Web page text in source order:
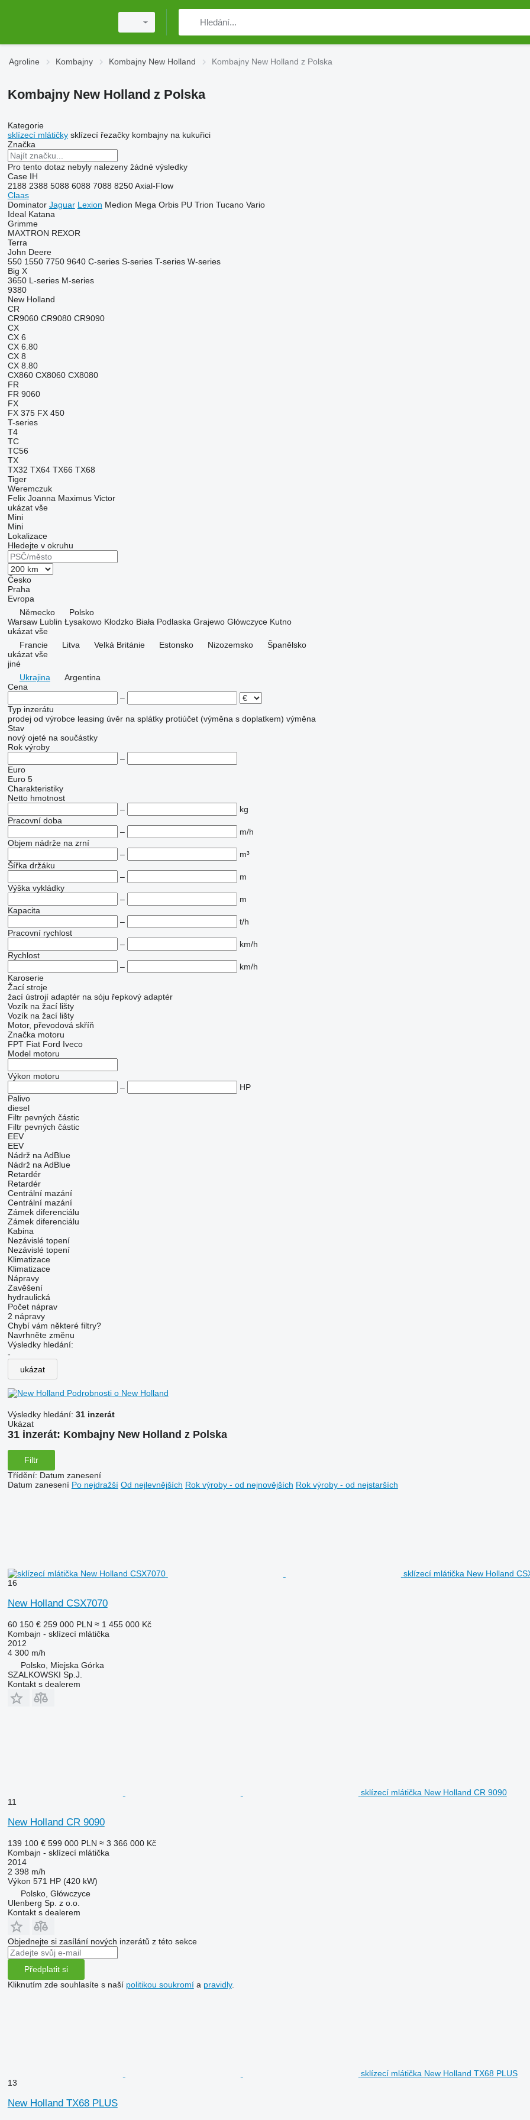
Agroline Kombajny Kombajny New Holland Kombajny New Holland z Polska
Kombajny New Holland z Polska
Kategorie
sklízecí mlátičky sklízecí řezačky kombajny na kukuřici
Značka
Pro tento dotaz nebyly nalezeny žádné výsledky
Case IH
2188 2388 5088 6088 7088 8250 Axial-Flow
Claas
Dominator Jaguar Lexion Medion Mega Orbis PU Trion Tucano Vario
Ideal Katana
Grimme
MAXTRON REXOR
Terra
John Deere
550 1550 7750 9640 C-series S-series T-series W-series
Big X
3650 L-series M-series
9380
New Holland
CR
CR9060 CR9080 CR9090
CX
CX 6
CX 6.80
CX 8
CX 8.80
CX860 CX8060 CX8080
FR
FR 9060
FX
FX 375 FX 450
T-series
T4
TC
TC56
TX
TX32 TX64 TX66 TX68
Tiger
Weremczuk
Felix Joanna Maximus Victor
ukázat vše
Mini
Mini
Lokalizace
Hledejte v okruhu
Česko
Praha
Evropa
Německo
Polsko
Warsaw Lublin Łysakowo Kłodzko Biała Podlaska Grajewo Główczyce Kutno
ukázat vše
Francie
Litva Velká Británie Estonsko Nizozemsko
Španělsko
ukázat vše
jiné
Ukrajina
Argentina
Cena
–
Typ inzerátu
prodej od výrobce leasing úvěr na splátky protiúčet (výměna s doplatkem) výměna
Stav
nový ojeté na součástky
Rok výroby
–
Euro
Euro 5
Charakteristiky
Netto hmotnost
–
kg
Pracovní doba
–
m/h
Objem nádrže na zrní
–
m³
Šířka držáku
–
m
Výška vykládky
–
m
Kapacita
–
t/h
Pracovní rychlost
–
km/h
Rychlost
–
km/h
Karoserie
Žací stroje
žací ústrojí adaptér na sóju řepkový adaptér
Vozík na žací lišty
Vozík na žací lišty
Motor, převodová skříň
Značka motoru
FPT Fiat Ford Iveco
Model motoru
Výkon motoru
–
HP
Palivo
diesel
Filtr pevných částic
Filtr pevných částic
EEV
EEV
Nádrž na AdBlue
Nádrž na AdBlue
Retardér
Retardér
Centrální mazání
Centrální mazání
Zámek diferenciálu
Zámek diferenciálu
Kabina
Nezávislé topení
Nezávislé topení
Klimatizace
Klimatizace
Nápravy
Zavěšení
hydraulická
Počet náprav
2 nápravy
Chybí vám některé filtry?
Navrhněte změnu
Výsledky hledání:
-
ukázat
Podrobnosti o New Holland
Výsledky hledání: 31 inzerát
Ukázat
31 inzerát: Kombajny New Holland z Polska
Filtr
Třídění: Datum zanesení
Datum zanesení Po nejdražší Od nejlevnějších Rok výroby - od nejnovějších Rok výroby - od nejstarších
sklízecí mlátička New Holland
16
New Holland CSX7070
60 150 € 259 000 PLN ≈ 1 455 000 Kč
Kombajn - sklízecí mlátička
2012
4 300 m/h
Polsko, Miejska Górka
SZALKOWSKI Sp.J.
Kontakt s dealerem
sklízecí mlátička New Holland CR 9090
11
New Holland CR 9090
139 100 € 599 000 PLN ≈ 3 366 000 Kč
Kombajn - sklízecí mlátička
2014
2 398 m/h
Výkon 571 HP (420 kW)
Polsko, Główczyce
Ulenberg Sp. z o.o.
Kontakt s dealerem
Objednejte si zasílání nových inzerátů z této sekce
Předplatit si
Kliknutím zde souhlasíte s naší politikou soukromía pravidly.
sklízecí mlátička New Holland TX68 PLUS
13
New Holland TX68 PLUS